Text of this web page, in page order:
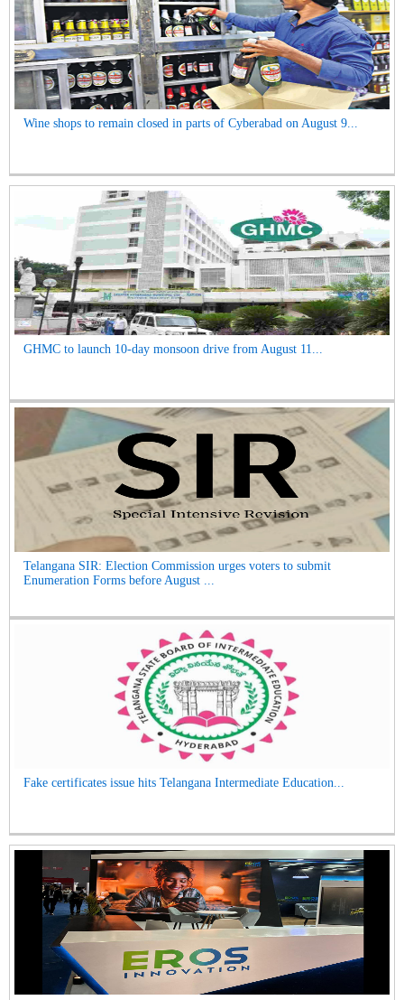
Wine shops to remain closed in parts of Cyberabad on August 9...
GHMC to launch 10-day monsoon drive from August 11...
Telangana SIR: Election Commission urges voters to submit
Enumeration Forms before August ...
Fake certificates issue hits Telangana Intermediate Education...